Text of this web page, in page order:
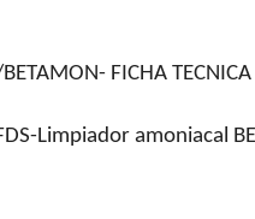
FICHA
Limpiador amoniacal